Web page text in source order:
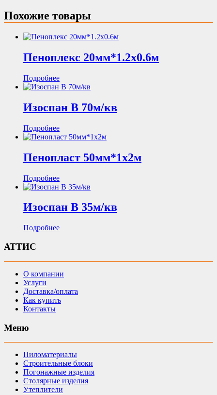
Похожие товары
Пеноплекс 20мм*1.2х0.6м
Подробнее
Изоспан В 70м/кв
Подробнее
Пенопласт 50мм*1х2м
Подробнее
Изоспан В 35м/кв
Подробнее
АТТИС
О компании
Услуги
Доставка/оплата
Как купить
Контакты
Меню
Пиломатериалы
Строительные блоки
Погонажные изделия
Столярные изделия
Утеплители